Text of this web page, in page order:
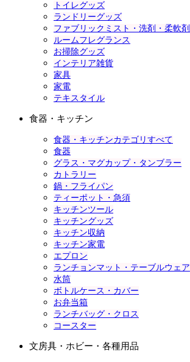
トイレグッズ
ランドリーグッズ
ファブリックミスト・洗剤・柔軟剤
ルームフレグランス
お掃除グッズ
インテリア雑貨
家具
家電
テキスタイル
食器・キッチン
食器・キッチンカテゴリすべて
食器
グラス・マグカップ・タンブラー
カトラリー
鍋・フライパン
ティーポット・急須
キッチンツール
キッチングッズ
キッチン収納
キッチン家電
エプロン
ランチョンマット・テーブルウェア
水筒
ボトルケース・カバー
お弁当箱
ランチバッグ・クロス
コースター
文房具・ホビー・各種用品